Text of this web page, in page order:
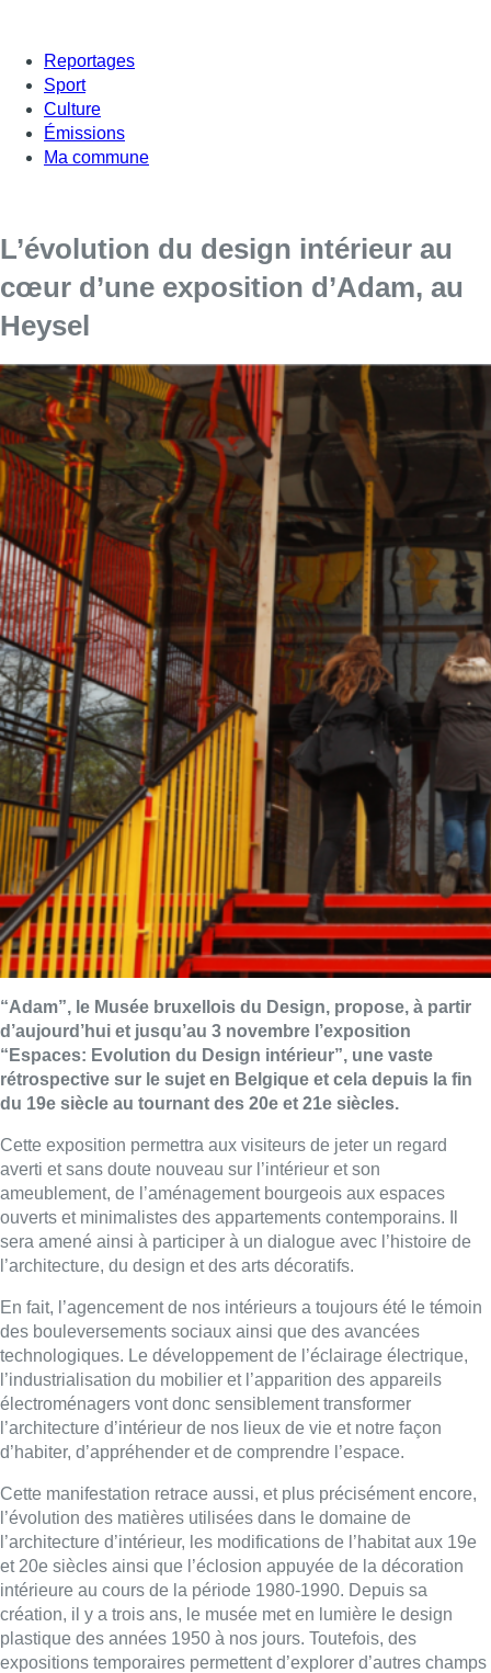
Reportages
Sport
Culture
Émissions
Ma commune
L’évolution du design intérieur au
cœur d’une exposition d’Adam, au
Heysel
“Adam”, le Musée bruxellois du Design, propose, à partir
d’aujourd’hui et jusqu’au 3 novembre l’exposition
“Espaces: Evolution du Design intérieur”, une vaste
rétrospective sur le sujet en Belgique et cela depuis la fin
du 19e siècle au tournant des 20e et 21e siècles.
Cette exposition permettra aux visiteurs de jeter un regard
averti et sans doute nouveau sur l’intérieur et son
ameublement, de l’aménagement bourgeois aux espaces
ouverts et minimalistes des appartements contemporains. Il
sera amené ainsi à participer à un dialogue avec l’histoire de
l’architecture, du design et des arts décoratifs.
En fait, l’agencement de nos intérieurs a toujours été le témoin
des bouleversements sociaux ainsi que des avancées
technologiques. Le développement de l’éclairage électrique,
l’industrialisation du mobilier et l’apparition des appareils
électroménagers vont donc sensiblement transformer
l’architecture d’intérieur de nos lieux de vie et notre façon
d’habiter, d’appréhender et de comprendre l’espace.
Cette manifestation retrace aussi, et plus précisément encore,
l’évolution des matières utilisées dans le domaine de
l’architecture d’intérieur, les modifications de l’habitat aux 19e
et 20e siècles ainsi que l’éclosion appuyée de la décoration
intérieure au cours de la période 1980-1990. Depuis sa
création, il y a trois ans, le musée met en lumière le design
plastique des années 1950 à nos jours. Toutefois, des
expositions temporaires permettent d’explorer d’autres champs